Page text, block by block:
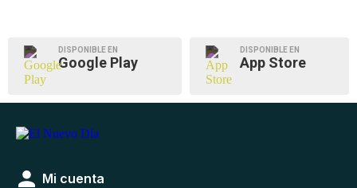
DISPONIBLE EN
Google Play
DISPONIBLE EN
App Store
Mi cuenta